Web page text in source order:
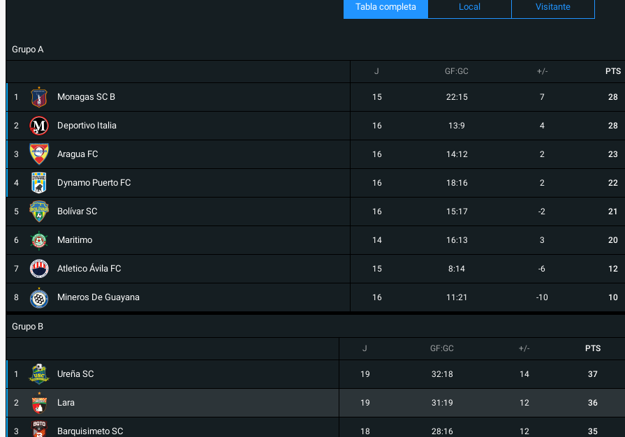
Tabla completa Local Visitante
Grupo A
J GF:GC +/- PTS
1 Monagas SC B 15 22:15 7 28
2 Deportivo Italia 16 13:9 4 28
3 Aragua FC 16 14:12 2 23
4 Dynamo Puerto FC 16 18:16 2 22
5 Bolívar SC 16 15:17 -2 21
6 Maritimo 14 16:13 3 20
7 Atletico Ávila FC 15 8:14 -6 12
8 Mineros De Guayana 16 11:21 -10 10
Grupo B
J GF:GC +/- PTS
1 Ureña SC 19 32:18 14 37
2 Lara 19 31:19 12 36
3 Barquisimeto SC 18 28:16 12 35